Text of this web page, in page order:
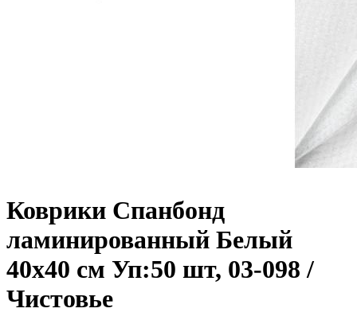
Коврики Спанбонд
ламинированный Белый
40х40 см Уп:50 шт, 03-098 /
Чистовье